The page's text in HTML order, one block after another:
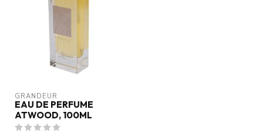
GRANDEUR
EAU DE PERFUME
ATWOOD, 100ML